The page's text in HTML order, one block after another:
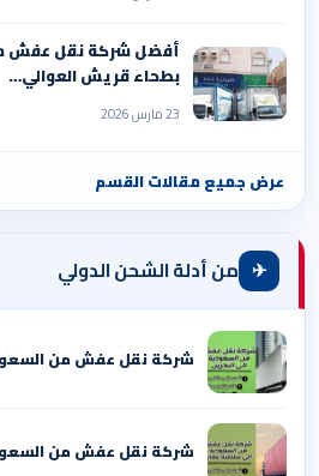
أفضل شركة نقل عفش
بطحاء قريش العوالي…
23 مارس 2026
عرض جميع مقالات القسم
✈ من أدلة الشحن الدولي
شركة نقل عفش من
شركة نقل عفش من